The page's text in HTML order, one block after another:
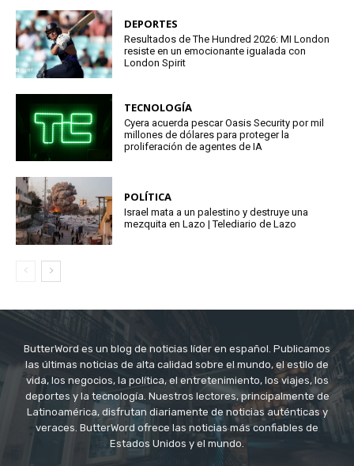
DEPORTES
Resultados de The Hundred 2026: MI London
resiste en un emocionante igualada con
London Spirit
TECNOLOGÍA
Cyera acuerda pescar Oasis Security por mil
millones de dólares para proteger la
proliferación de agentes de IA
POLÍTICA
Israel mata a un palestino y destruye una
mezquita en Lazo | Telediario de Lazo
ButterWord es un blog de noticias líder en español. Publicamos
las últimas noticias de alta calidad sobre el mundo, el estilo de
vida, los negocios, la política, el entretenimiento, los viajes, los
deportes y la tecnología. Nuestros lectores, principalmente de
Latinoamérica, disfrutan diariamente de noticias auténticas y
veraces. ButterWord ofrece las noticias más confiables de
Estados Unidos y el mundo.